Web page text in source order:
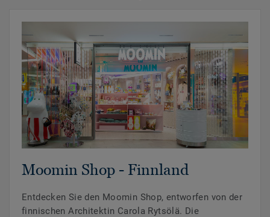
Moomin Shop - Finnland
Entdecken Sie den Moomin Shop, entworfen von der
finnischen Architektin Carola Rytsölä. Die